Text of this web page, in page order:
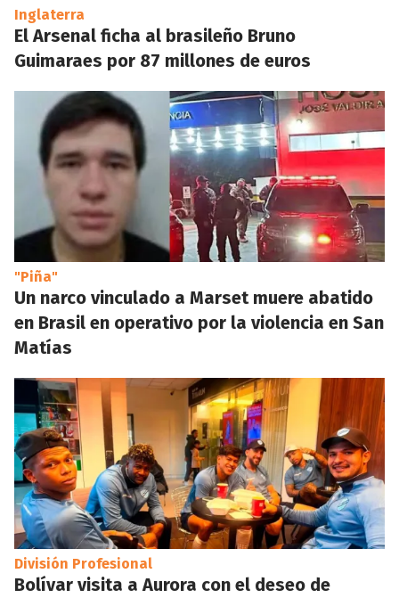
Inglaterra
El Arsenal ficha al brasileño Bruno
Guimaraes por 87 millones de euros
"Piña"
Un narco vinculado a Marset muere abatido
en Brasil en operativo por la violencia en San
Matías
División Profesional
Bolívar visita a Aurora con el deseo de